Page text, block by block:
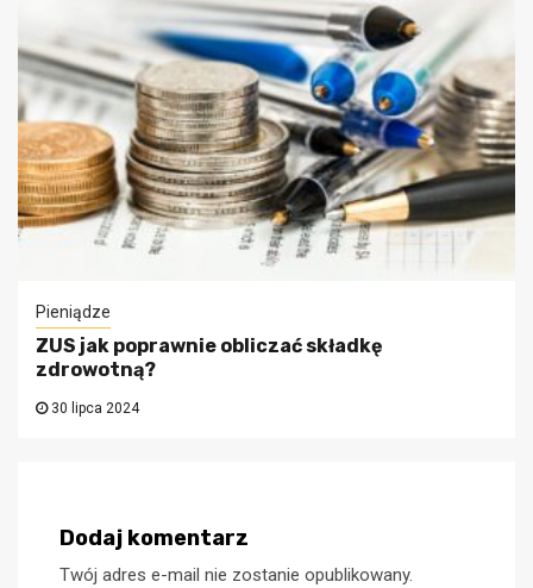
Pieniądze
ZUS jak poprawnie obliczać składkę
zdrowotną?
30 lipca 2024
Dodaj komentarz
Twój adres e-mail nie zostanie opublikowany.